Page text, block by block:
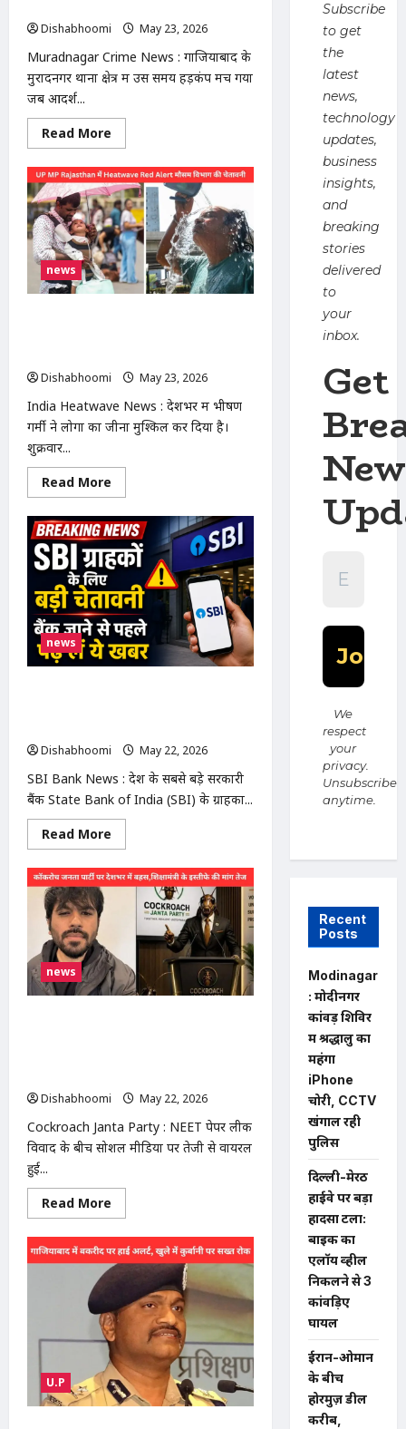
जनता
पर
बढ़ेगा
बोझ
Dishabhoomi
May 23, 2026
Muradnagar Crime News : गाजियाबाद के
मुरादनगर थाना क्षेत्र में उस समय हड़कंप मच गया
जब आदर्श...
Read More
more
Muradnagar
Crime
News
:
मुरादनगर
में
घर
में
घुसकर
युवक
को
फरार
इलाके
दहशत
news
Dishabhoomi
May 23, 2026
India Heatwave News : देशभर में भीषण
गर्मी ने लोगों का जीना मुश्किल कर दिया है।
शुक्रवार...
Read More
more
India
Heatwave
News
:
भारत
दुनिया
का
सबसे
गर्म
देश!
UP
का
हीटवेव
का
रेड
अलर्ट
news
Dishabhoomi
May 22, 2026
SBI Bank News : देश के सबसे बड़े सरकारी
बैंक State Bank of India (SBI) के ग्राहकों...
Read More
more
SBI
Bank
ग्राहकों
लिए
जरूरी
खबर:
23
बंद
सकती
बैंक
news
Dishabhoomi
May 22, 2026
Cockroach Janta Party : NEET पेपर लीक
विवाद के बीच सोशल मीडिया पर तेजी से वायरल
हुई...
Read More
more
“Cockroach
Janta
Party”
को
देशभर
में
चर्चा:
NEET
पेपर
लीक
पर
शिक्षामंत्री
के
U.P
Subscribe
to get
the
latest
news,
technology
updates,
business
insights,
and
breaking
stories
delivered
to
your
inbox.
Get
We
respect
your
privacy.
Unsubscribe
anytime.
Recent
Posts
Modinagar
: मोदीनगर
कांवड़ शिविर
में श्रद्धालु का
महंगा
iPhone
चोरी, CCTV
खंगाल रही
पुलिस
दिल्ली-मेरठ
हाईवे पर बड़ा
हादसा टला:
बाइक का
एलॉय व्हील
निकलने से 3
कांवड़िए
घायल
ईरान-ओमान
के बीच
होरमुज़ डील
करीब,